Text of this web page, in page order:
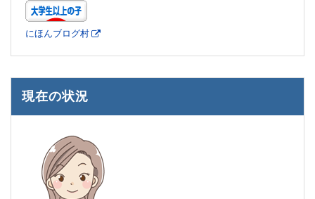
にほんブログ村
現在の状況